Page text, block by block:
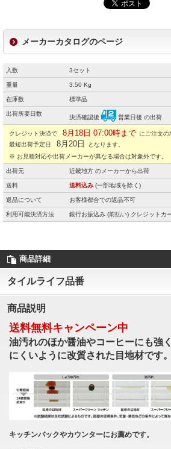
メーカーカタログのページ
入数 3セット
重量 3.50 Kg
在庫数 標準品
出荷所要日数
決済確認後 営業日後 の出荷
クレジット決済で 8月18日 07:00時まで にご注文の
最短出荷予定日
8月20日
となります。
※ お見積対応や出荷メーカーが異なる場合は対象外です。
出荷元 近畿地方 のメーカーから出荷
送料 送料込み (一部地域を除く)
返品について お客様都合での返品不可
利用可能決済方法 銀行お振込み (前払い) クレジットカ
商品詳細
タイルライフ品番
商品説明
送料無料キャンペーン中
油汚れのほか醤油やコーヒーにも強
にくいように改質された目地材です。
キッチンバックやカウンターにお薦めです。